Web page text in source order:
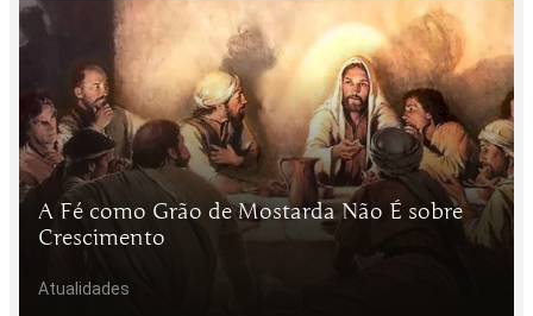
A Fé como Grão de Mostarda Não É sobre
Crescimento
Atualidades